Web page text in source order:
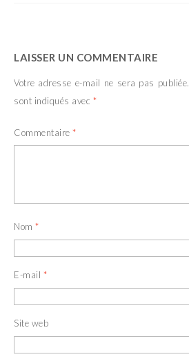
LAISSER UN COMMENTAIRE
Votre adresse e-mail ne sera pas publiée.
sont indiqués avec *
Commentaire *
Nom *
E-mail *
Site web